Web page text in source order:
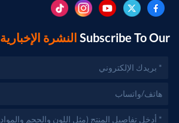
Subscribe To Our النشرة الإخبارية